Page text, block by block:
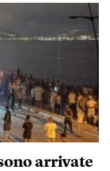
arrivate